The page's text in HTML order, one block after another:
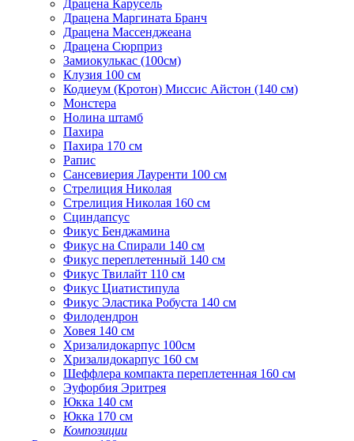
Драцена Карусель
Драцена Маргината Бранч
Драцена Массенджеана
Драцена Сюрприз
Замиокулькас (100см)
Клузия 100 см
Кодиеум (Кротон) Миссис Айстон (140 см)
Монстера
Нолина штамб
Пахира
Пахира 170 см
Рапис
Сансевиерия Лауренти 100 см
Стрелиция Николая
Стрелиция Николая 160 см
Сциндапсус
Фикус Бенджамина
Фикус на Спирали 140 см
Фикус переплетенный 140 см
Фикус Твилайт 110 см
Фикус Циатистипула
Фикус Эластика Робуста 140 см
Филодендрон
Ховея 140 см
Хризалидокарпус 100см
Хризалидокарпус 160 см
Шеффлера компакта переплетенная 160 см
Эуфорбия Эритрея
Юкка 140 см
Юкка 170 см
Композиции